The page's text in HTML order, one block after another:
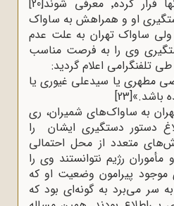
معرفی شوند
[20]
دستور دستگیری او و همراهش به ساواک
ساواک تهران به علت عدم
از مخفیگاه او٬ دستگیری وی را به فرصت مناسب
تلفنگرامی اعلام گردید:
مطهری یا سیدعلی غیوری یا
باشد.»[23]
به ساواک‌های شمیران، ری
دستور دستگیری ایشان را
متعدد از محل احتمالی
رژیم نتوانستند وی را
موجود پیرامون وضعیت او که
سر می‌برد به گونه‌ای بود که